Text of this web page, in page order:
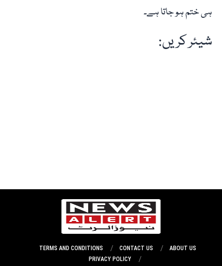
ہی ختم ہو جاتا ہے۔
شیئر کریں:
ABOUT US
CONTACT US
TERMS AND CONDITIONS
PRIVACY POLICY